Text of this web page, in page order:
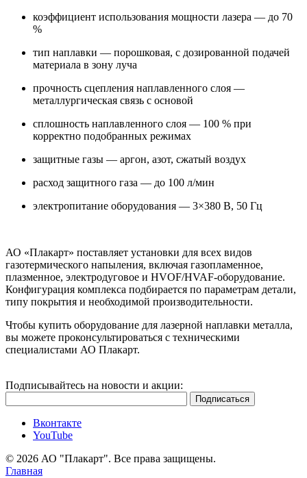
коэффициент использования мощности лазера — до 70
%
тип наплавки — порошковая, с дозированной подачей
материала в зону луча
прочность сцепления наплавленного слоя —
металлургическая связь с основой
сплошность наплавленного слоя — 100 % при
корректно подобранных режимах
защитные газы — аргон, азот, сжатый воздух
расход защитного газа — до 100 л/мин
электропитание оборудования — 3×380 В, 50 Гц
АО «Плакарт» поставляет установки для всех видов
газотермического напыления, включая газопламенное,
плазменное, электродуговое и HVOF/HVAF-оборудование.
Конфигурация комплекса подбирается по параметрам детали,
типу покрытия и необходимой производительности.
Чтобы купить оборудование для лазерной наплавки металла,
вы можете проконсультироваться с техническими
специалистами АО Плакарт.
Подписывайтесь на новости и акции:
Вконтакте
YouTube
© 2026 АО "Плакарт". Все права защищены.
Главная